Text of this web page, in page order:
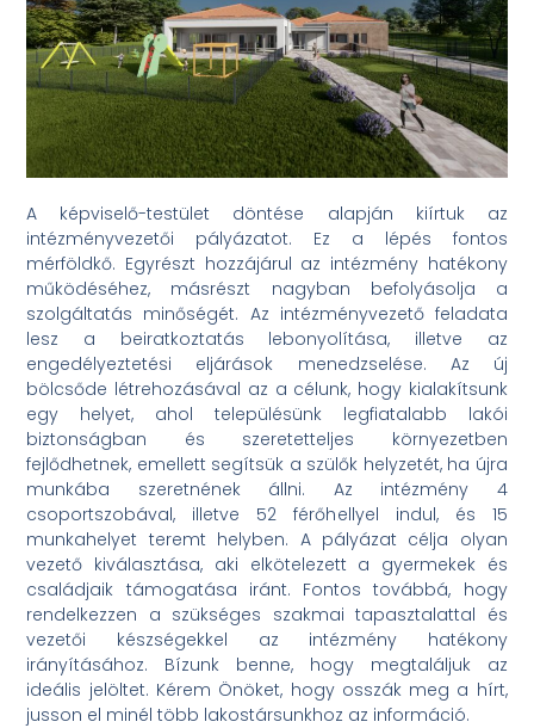
A képviselő-testület döntése alapján kiírtuk az
intézményvezetői pályázatot. Ez a lépés fontos
mérföldkő. Egyrészt hozzájárul az intézmény hatékony
működéséhez, másrészt nagyban befolyásolja a
szolgáltatás minőségét. Az intézményvezető feladata
lesz a beiratkoztatás lebonyolítása, illetve az
engedélyeztetési eljárások menedzselése. Az új
bölcsőde létrehozásával az a célunk, hogy kialakítsunk
egy helyet, ahol településünk legfiatalabb lakói
biztonságban és szeretetteljes környezetben
fejlődhetnek, emellett segítsük a szülők helyzetét, ha újra
munkába szeretnének állni. Az intézmény 4
csoportszobával, illetve 52 férőhellyel indul, és 15
munkahelyet teremt helyben. A pályázat célja olyan
vezető kiválasztása, aki elkötelezett a gyermekek és
családjaik támogatása iránt. Fontos továbbá, hogy
rendelkezzen a szükséges szakmai tapasztalattal és
vezetői készségekkel az intézmény hatékony
irányításához. Bízunk benne, hogy megtaláljuk az
ideális jelöltet. Kérem Önöket, hogy osszák meg a hírt,
jusson el minél több lakostársunkhoz az információ.